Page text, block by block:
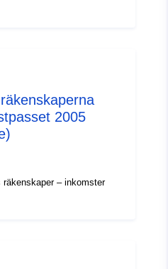
2005
– inkomster